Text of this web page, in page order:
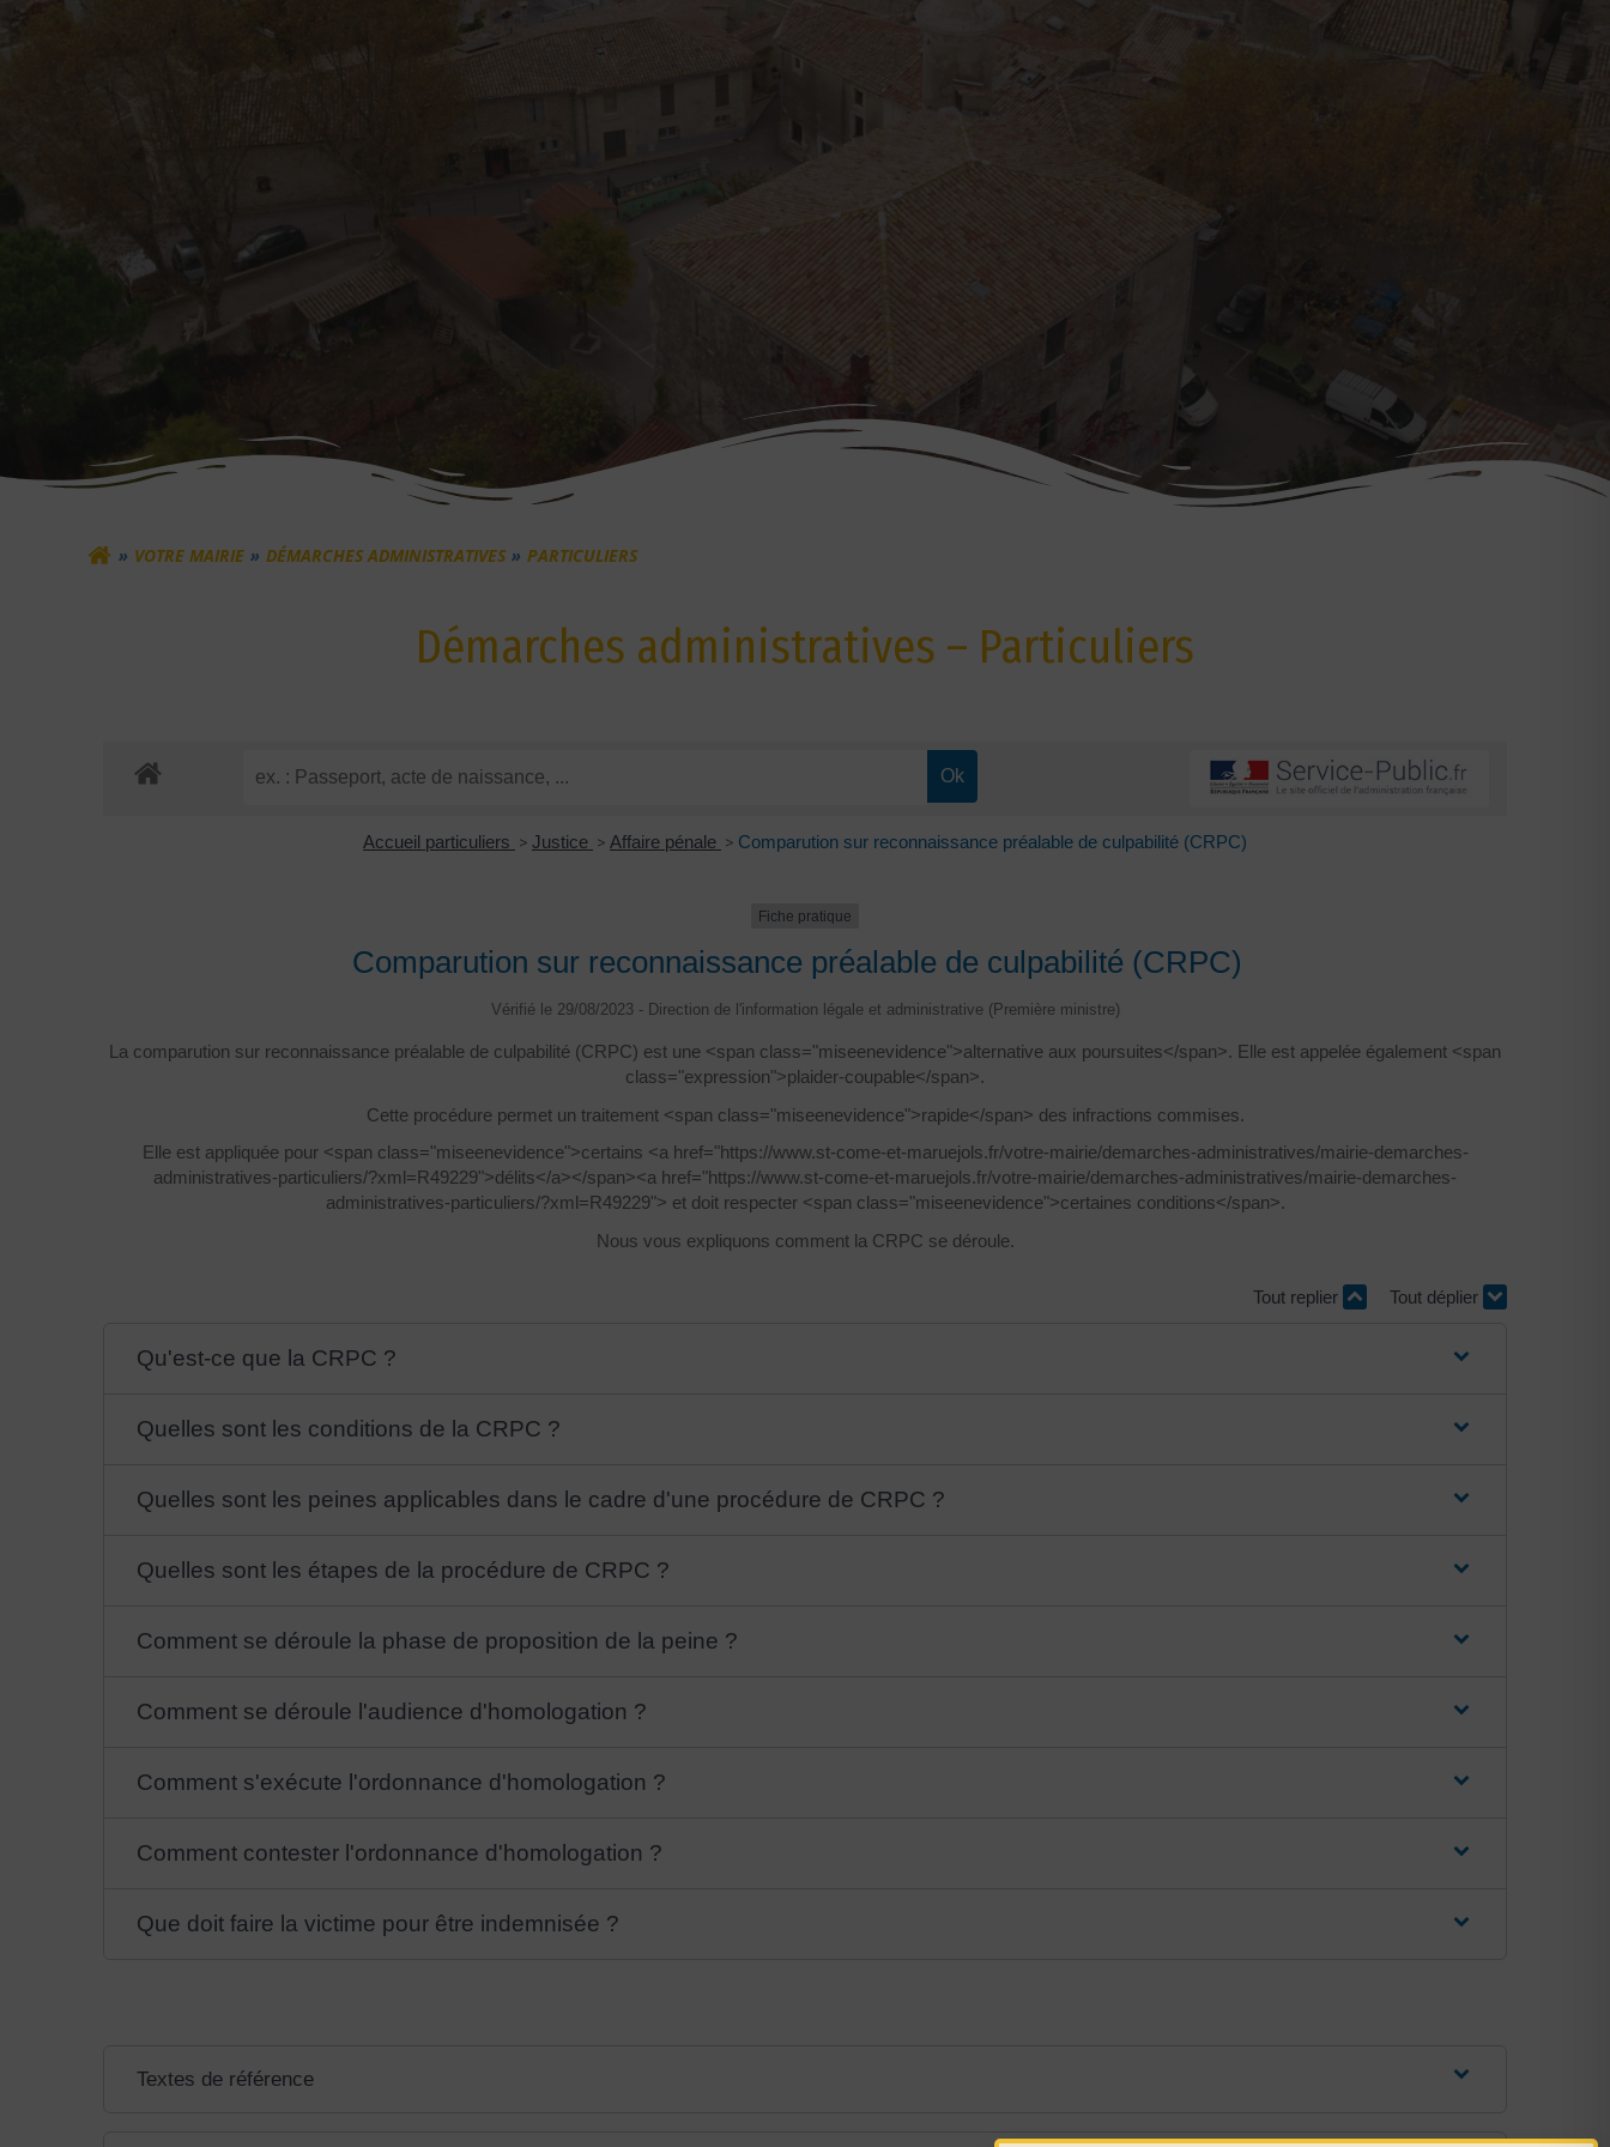
VOTRE MAIRIE DÉMARCHES ADMINISTRATIVES PARTICULIERS
Démarches administratives – Particuliers
Accueil particuliers > Justice > Affaire pénale > Comparution sur reconnaissance préalable de culpabilité (CRPC)
Fiche pratique
Comparution sur reconnaissance préalable de culpabilité (CRPC)
Vérifié le 29/08/2023 - Direction de l'information légale et administrative (Première ministre)
La comparution sur reconnaissance préalable de culpabilité (CRPC) est une <span class="miseenevidence">alternative aux poursuites</span>. Elle est appelée également <span
class="expression">plaider-coupable</span>.
Cette procédure permet un traitement <span class="miseenevidence">rapide</span> des infractions commises.
Elle est appliquée pour <span class="miseenevidence">certains <a href="https://www.st-come-et-maruejols.fr/votre-mairie/demarches-administratives/mairie-demarches-
administratives-particuliers/?xml=R49229">délits</a></span><a href="https://www.st-come-et-maruejols.fr/votre-mairie/demarches-administratives/mairie-demarches-
administratives-particuliers/?xml=R49229"> et doit respecter <span class="miseenevidence">certaines conditions</span>.
Nous vous expliquons comment la CRPC se déroule.
Tout replier Tout déplier
Qu'est-ce que la CRPC ?
Quelles sont les conditions de la CRPC ?
Quelles sont les peines applicables dans le cadre d'une procédure de CRPC ?
Quelles sont les étapes de la procédure de CRPC ?
Comment se déroule la phase de proposition de la peine ?
Comment se déroule l'audience d'homologation ?
Comment s'exécute l'ordonnance d'homologation ?
Comment contester l'ordonnance d'homologation ?
Que doit faire la victime pour être indemnisée ?
Textes de référence